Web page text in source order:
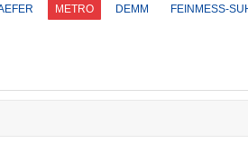
METRO DEMM FEINMESS-